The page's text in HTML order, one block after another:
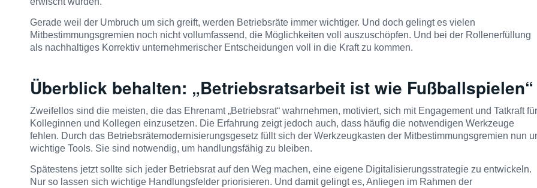
Gerade weil der Umbruch um sich greift, werden Betriebsräte immer wichtiger. Und doch gelingt es vielen
Mitbestimmungsgremien noch nicht vollumfassend, die Möglichkeiten voll auszuschöpfen. Und bei der Rollenerfüllung
als nachhaltiges Korrektiv unternehmerischer Entscheidungen voll in die Kraft zu kommen.
Überblick behalten: „Betriebsratsarbeit ist wie Fußballspielen“
Zweifellos sind die meisten, die das Ehrenamt „Betriebsrat“ wahrnehmen, motiviert, sich mit Engagement und Tatkraft für
Kolleginnen und Kollegen einzusetzen. Die Erfahrung zeigt jedoch auch, dass häufig die notwendigen Werkzeuge
fehlen. Durch das Betriebsrätemodernisierungsgesetz füllt sich der Werkzeugkasten der Mitbestimmungsgremien nun
wichtige Tools. Sie sind notwendig, um handlungsfähig zu bleiben.
Spätestens jetzt sollte sich jeder Betriebsrat auf den Weg machen, eine eigene Digitalisierungsstrategie zu entwickeln.
Nur so lassen sich wichtige Handlungsfelder priorisieren. Und damit gelingt es, Anliegen im Rahmen der